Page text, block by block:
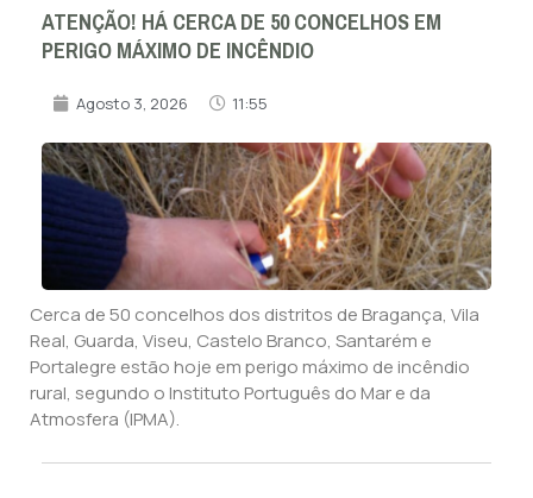
ATENÇÃO! HÁ CERCA DE 50 CONCELHOS EM
PERIGO MÁXIMO DE INCÊNDIO
Agosto 3, 2026 11:55
Cerca de 50 concelhos dos distritos de Bragança, Vila
Real, Guarda, Viseu, Castelo Branco, Santarém e
Portalegre estão hoje em perigo máximo de incêndio
rural, segundo o Instituto Português do Mar e da
Atmosfera (IPMA).